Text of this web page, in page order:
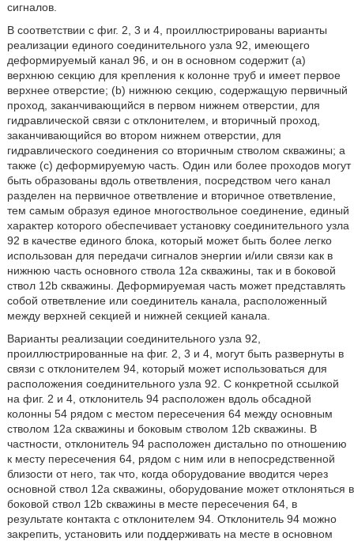
сигналов.
В соответствии с фиг. 2, 3 и 4, проиллюстрированы варианты
реализации единого соединительного узла 92, имеющего
деформируемый канал 96, и он в основном содержит (а)
верхнюю секцию для крепления к колонне труб и имеет первое
верхнее отверстие; (b) нижнюю секцию, содержащую первичный
проход, заканчивающийся в первом нижнем отверстии, для
гидравлической связи с отклонителем, и вторичный проход,
заканчивающийся во втором нижнем отверстии, для
гидравлического соединения со вторичным стволом скважины; а
также (c) деформируемую часть. Один или более проходов могут
быть образованы вдоль ответвления, посредством чего канал
разделен на первичное ответвление и вторичное ответвление,
тем самым образуя единое многоствольное соединение, единый
характер которого обеспечивает установку соединительного узла
92 в качестве единого блока, который может быть более легко
использован для передачи сигналов энергии и/или связи как в
нижнюю часть основного ствола 12а скважины, так и в боковой
ствол 12b скважины. Деформируемая часть может представлять
собой ответвление или соединитель канала, расположенный
между верхней секцией и нижней секцией канала.
Варианты реализации соединительного узла 92,
проиллюстрированные на фиг. 2, 3 и 4, могут быть развернуты в
связи с отклонителем 94, который может использоваться для
расположения соединительного узла 92. С конкретной ссылкой
на фиг. 2 и 4, отклонитель 94 расположен вдоль обсадной
колонны 54 рядом с местом пересечения 64 между основным
стволом 12а скважины и боковым стволом 12b скважины. В
частности, отклонитель 94 расположен дистально по отношению
к месту пересечения 64, рядом с ним или в непосредственной
близости от него, так что, когда оборудование вводится через
основной ствол 12а скважины, оборудование может отклоняться в
боковой ствол 12b скважины в месте пересечения 64, в
результате контакта с отклонителем 94. Отклонитель 94 можно
закрепить, установить или поддерживать на месте в основном